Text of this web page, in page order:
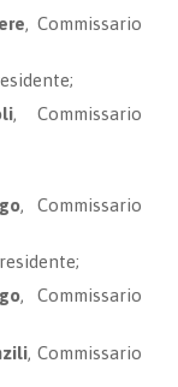
, Commissario
,Commissario
,Commissario
,Commissario
,Commissario